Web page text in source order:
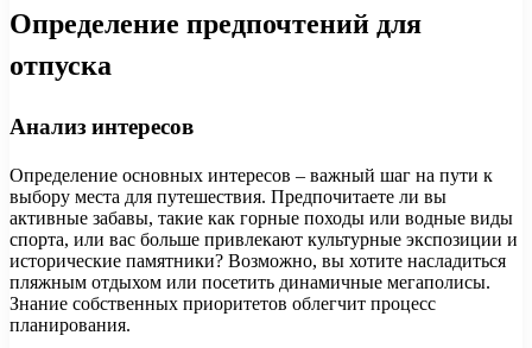
Определение предпочтений для
отпуска
Анализ интересов
Определение основных интересов – важный шаг на пути к
выбору места для путешествия. Предпочитаете ли вы
активные забавы, такие как горные походы или водные виды
спорта, или вас больше привлекают культурные экспозиции и
исторические памятники? Возможно, вы хотите насладиться
пляжным отдыхом или посетить динамичные мегаполисы.
Знание собственных приоритетов облегчит процесс
планирования.